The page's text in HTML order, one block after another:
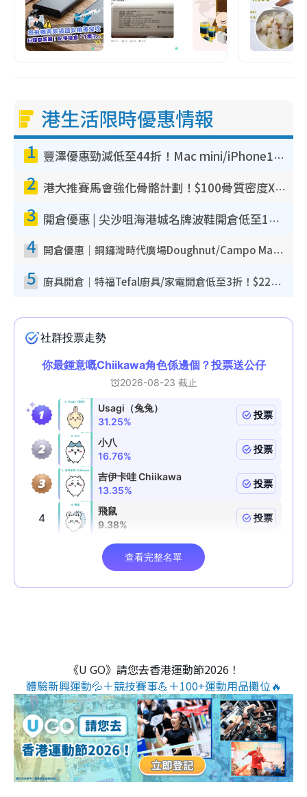
港生活限時優惠情報
1 豐澤優惠勁減低至44折！Mac mini/iPhone17Pro大減價！廚房家電$220起
2 港大推賽馬會強化骨骼計劃！$100骨質密度X光檢查 完成免費運動訓練送超市禮券！附參加資格
3 開倉優惠 | 尖沙咀海港城名牌波鞋開倉低至1折！On鞋$899起／Joy&Peace鞋履$98起
4 開倉優惠｜銅鑼灣時代廣場Doughnut/Campo Marzio開倉低至1折！背囊、書包、手袋劈價$200起
5 廚具開倉｜特福Tefal廚具/家電開倉低至3折！$220起買平底鍋/炒鑊/湯煲！電飯煲/吸塵機/燙斗$418起
《U GO》請您去香港運動節2026！
體驗新興運動💦＋競技賽事💪＋100+運動用品攤位🔥